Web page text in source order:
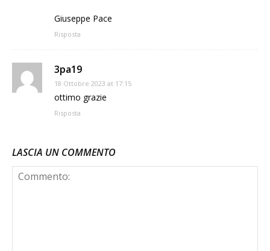
Giuseppe Pace
Risposta
3pa19
18 Ottobre 2023 at 17:15
ottimo grazie
Risposta
LASCIA UN COMMENTO